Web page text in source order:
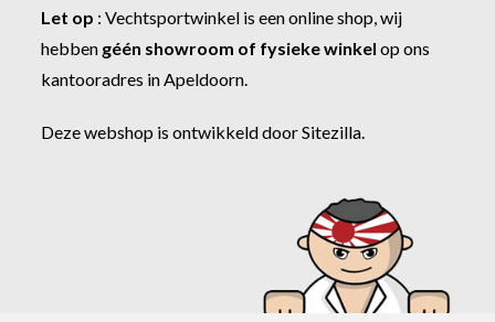
Let op :Vechtsportwinkel is een online shop, wij
hebben géén showroom of fysieke winkel op ons
kantooradres in Apeldoorn.
Deze webshop is ontwikkeld doorSitezilla.